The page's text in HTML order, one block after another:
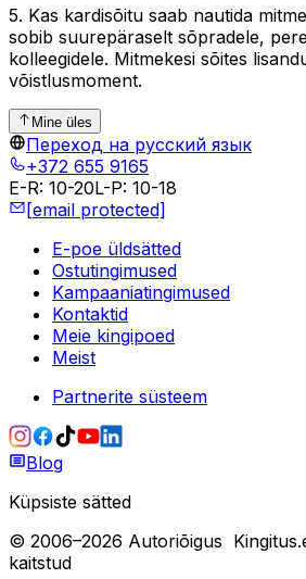
5. Kas kardisõitu saab nautida
sobib suurepäraselt sõpradele,
kolleegidele. Mitmekesi sõites
võistlusmoment.
Mine üles
Переход на русский язык
+372 655 9165
E-R: 10-20L-P: 10-18
[email protected]
E-poe üldsätted
Ostutingimused
Kampaaniatingimused
Kontaktid
Meie kingipoed
Meist
Partnerite süsteem
Blog
Küpsiste sätted
© 2006–2026 Autoriõigus
kaitstud